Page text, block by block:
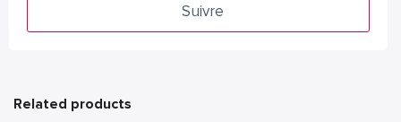
Suivre
Related products